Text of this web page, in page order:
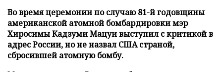
Во время церемонии по случаю 81-й годовщины
американской атомной бомбардировки мэр
Хиросимы Кадзуми Мацуи выступил с критикой в
адрес России, но не назвал США страной,
сбросившей атомную бомбу.